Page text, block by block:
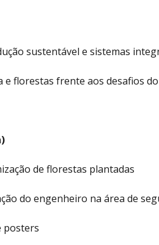
sustentável e sistemas
florestas frente aos desafios do
de florestas plantadas
do engenheiro na área de
posters